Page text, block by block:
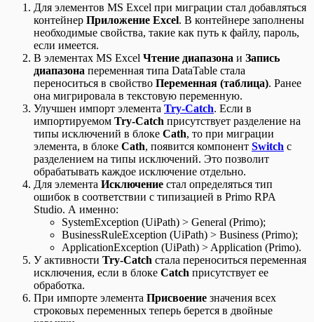
Для элементов MS Excel при миграции стал добавляться
контейнер Приложение Excel. В контейнере заполнены
необходимые свойства, такие как путь к файлу, пароль,
если имеется.
В элементах MS Excel Чтение диапазона и Запись
диапазона переменная типа DataTable стала
переноситься в свойство Переменная (таблица). Ранее
она мигрировала в текстовую переменную.
Улучшен импорт элемента Try-Catch. Если в
импортируемом Try-Catch присутствует разделение на
типы исключений в блоке Cath, то при миграции
элемента, в блоке Cath, появится компонент Switch с
разделением на типы исключений. Это позволит
обрабатывать каждое исключение отдельно.
Для элемента Исключение стал определяться тип
ошибок в соответствии с типизацией в Primo RPA
Studio. А именно:
SystemException (UiPath) > General (Primo);
BusinessRuleException (UiPath) > Business (Primo);
ApplicationException (UiPath) > Application (Primo).
У активности Try-Catch стала переноситься переменная
исключения, если в блоке Catch присутствует ее
обработка.
При импорте элемента Присвоение значения всех
строковых переменных теперь берется в двойные